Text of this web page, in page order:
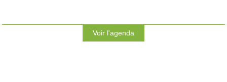
Voir l'agenda